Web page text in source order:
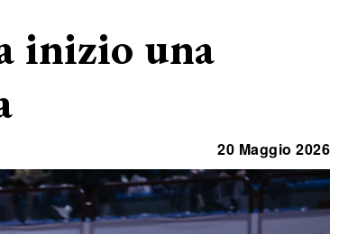
inizio una
20 Maggio 2026